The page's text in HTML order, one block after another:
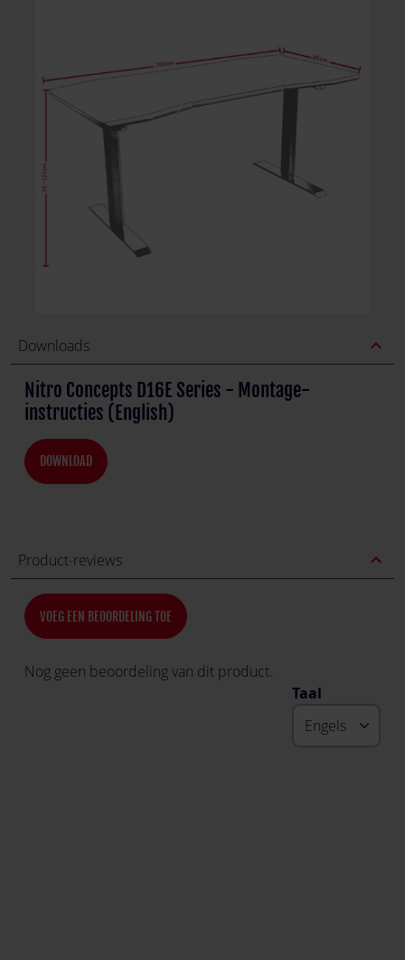
Downloads expand_less
Nitro Concepts D16E Series - Montage-
instructies (English)
DOWNLOAD
Product-reviews expand_less
VOEG EEN BEOORDELING TOE
Nog geen beoordeling van dit product.
Taal